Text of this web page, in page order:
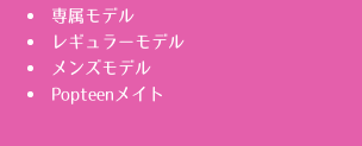
専属モデル
レギュラーモデル
メンズモデル
Popteenメイト